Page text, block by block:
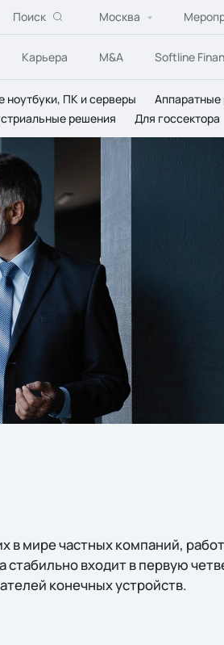
Поиск Москва
Карьера M&A Softline
ноутбуки, ПК и серверы
решения Для госсектора
в мире частных компаний,
входит в первую
конечных устройств.